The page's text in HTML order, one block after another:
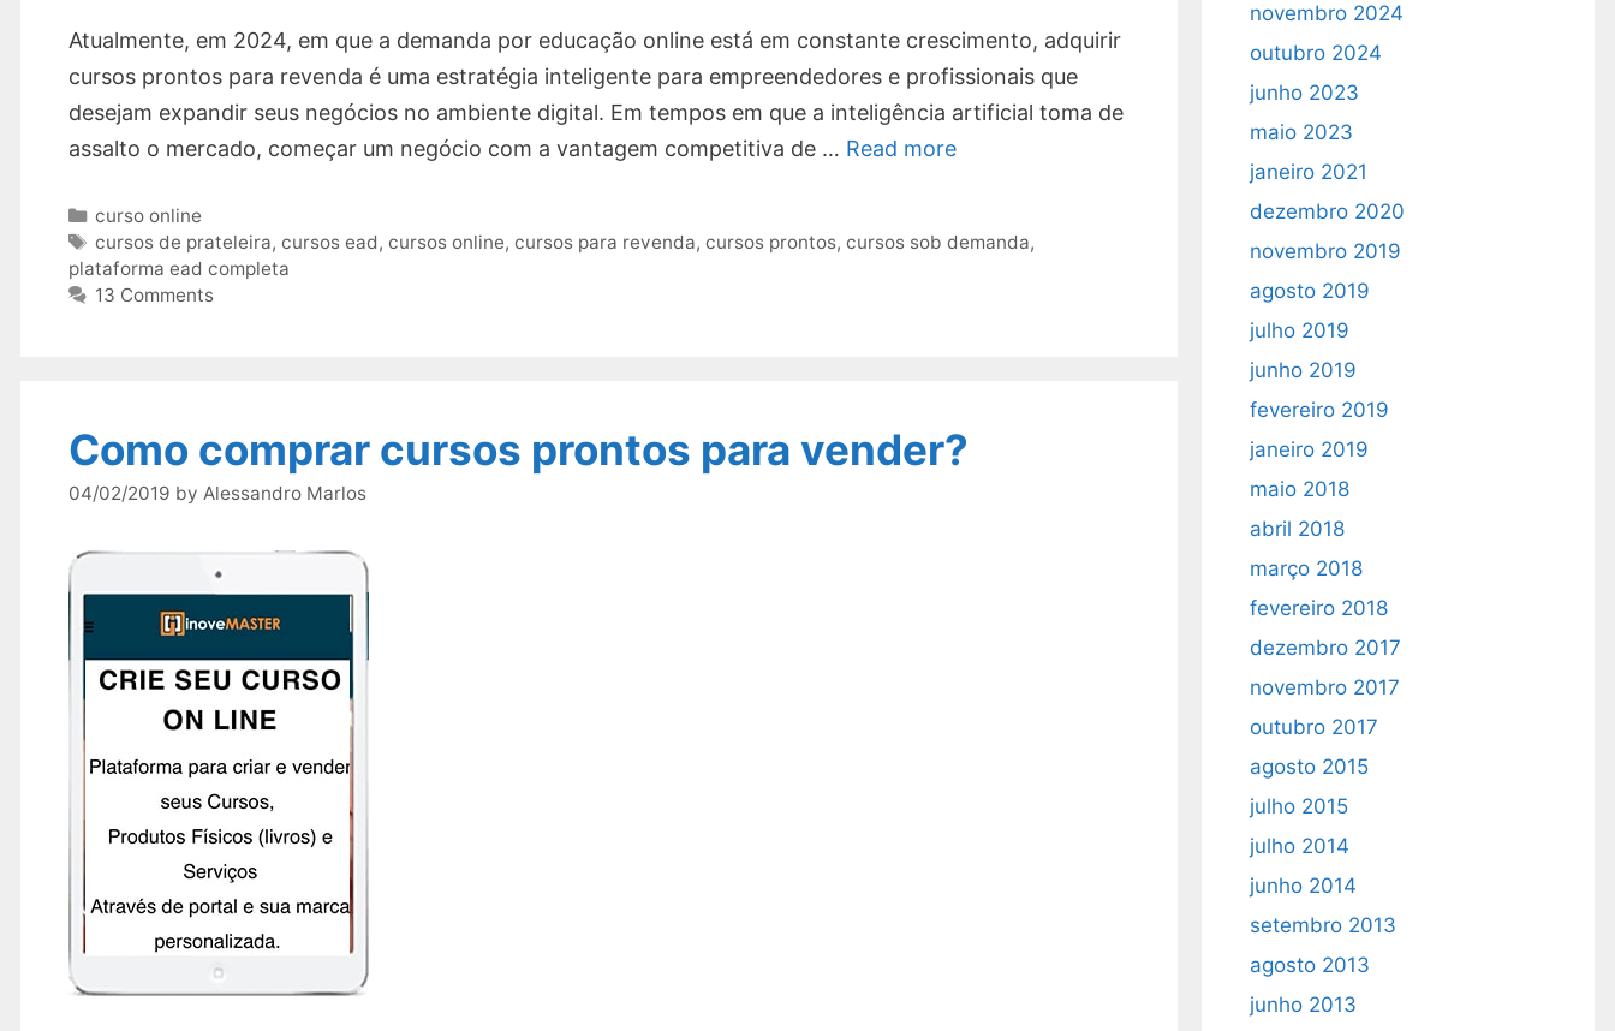
Atualmente, em 2024, em que a demanda por educação online está em constante crescimento, adquirir
cursos prontos para revenda é uma estratégia inteligente para empreendedores e profissionais que
desejam expandir seus negócios no ambiente digital. Em tempos em que a inteligência artificial toma de
assalto o mercado, começar um negócio com a vantagem competitiva de … Read more
Categories
curso online
Tags
cursos de prateleira,cursos ead,cursos online,cursos para revenda,cursos prontos,cursos sob demanda,
plataforma ead completa
13 Comments
Como comprar cursos prontos para vender?
04/02/2019 by Alessandro Marlos
novembro 2024
outubro 2024
junho 2023
maio 2023
janeiro 2021
dezembro 2020
novembro 2019
agosto 2019
julho 2019
junho 2019
fevereiro 2019
janeiro 2019
maio 2018
abril 2018
março 2018
fevereiro 2018
dezembro 2017
novembro 2017
outubro 2017
agosto 2015
julho 2015
julho 2014
junho 2014
setembro 2013
agosto 2013
junho 2013